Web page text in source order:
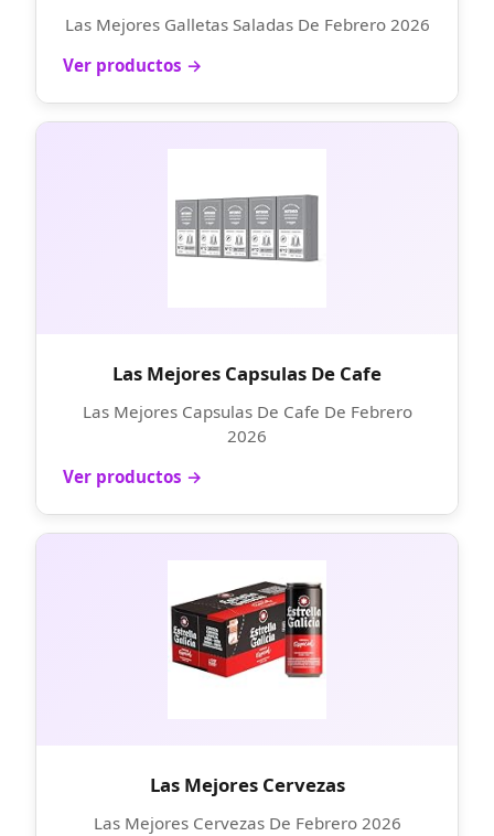
Las Mejores Galletas Saladas De Febrero 2026
Ver productos →
Las Mejores Capsulas De Cafe
Las Mejores Capsulas De Cafe De Febrero
2026
Ver productos →
Las Mejores Cervezas
Las Mejores Cervezas De Febrero 2026